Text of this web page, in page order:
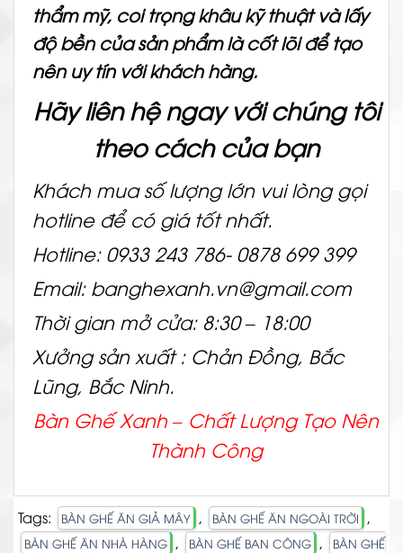
thẩm mỹ, coi trọng khâu kỹ thuật và lấy
độ bền của sản phẩm là cốt lõi để tạo
nên uy tín với khách hàng.
Hãy liên hệ ngay với chúng tôi
theo cách của bạn
Khách mua số lượng lớn vui lòng gọi
hotline để có giá tốt nhất.
Hotline: 0933 243 786- 0878 699 399
Email: banghexanh.vn@gmail.com
Thời gian mở cửa: 8:30 – 18:00
Xưởng sản xuất : Chản Đồng, Bắc
Lũng, Bắc Ninh.
Bàn Ghế Xanh – ChấtLượng Tạo Nên
Thành Công
Tags: BÀN GHẾ ĂN GIẢ MÂY , BÀN GHẾ ĂN NGOÀI TRỜI ,
BÀN GHẾ ĂN NHÀ HÀNG , BÀN GHẾ BAN CÔNG ,
BÀN GHẾ